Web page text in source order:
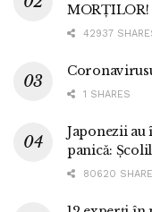
MORȚILOR!
42937
1 SHARES
Japonezii
panică:
80620